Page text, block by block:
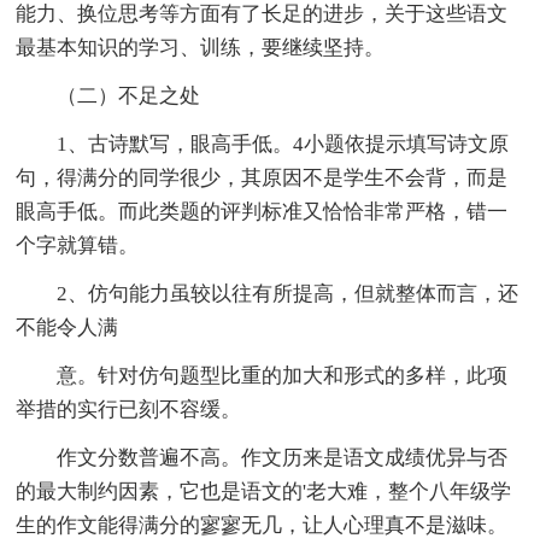
能力、换位思考等方面有了长足的进步，关于这些语文
最基本知识的学习、训练，要继续坚持。
（二）不足之处
1、古诗默写，眼高手低。4小题依提示填写诗文原
句，得满分的同学很少，其原因不是学生不会背，而是
眼高手低。而此类题的评判标准又恰恰非常严格，错一
个字就算错。
2、仿句能力虽较以往有所提高，但就整体而言，还
不能令人满
意。针对仿句题型比重的加大和形式的多样，此项
举措的实行已刻不容缓。
作文分数普遍不高。作文历来是语文成绩优异与否
的最大制约因素，它也是语文的'老大难，整个八年级学
生的作文能得满分的寥寥无几，让人心理真不是滋味。